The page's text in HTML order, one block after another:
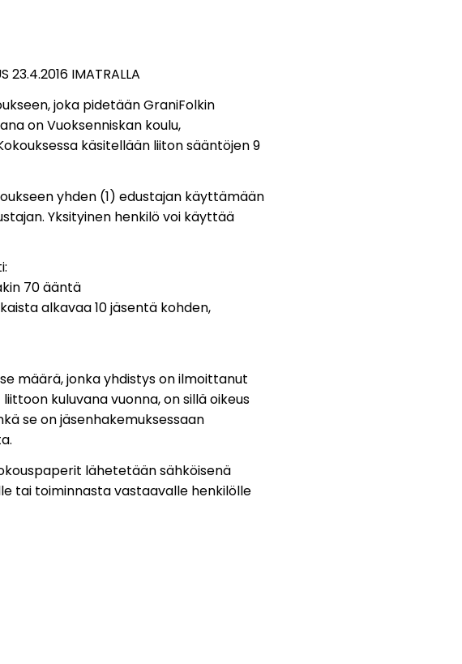
23.4.2016 IMATRALLA
joka pidetään GraniFolkin
on Vuoksenniskan koulu,
käsitellään liiton sääntöjen 9
yhden (1) edustajan käyttämään
Yksityinen henkilö voi käyttää
70 ääntä
alkavaa 10 jäsentä kohden,
määrä, jonka yhdistys on ilmoittanut
kuluvana vuonna, on sillä oikeus
se on jäsenhakemuksessaan
lähetetään sähköisenä
tai toiminnasta vastaavalle henkilölle